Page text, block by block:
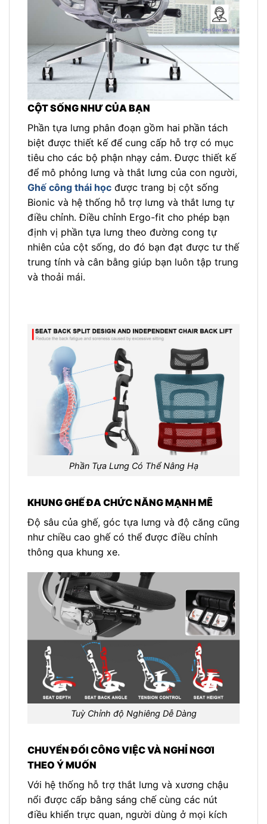
CỘT SỐNG NHƯ CỦA BẠN
Phần tựa lưng phân đoạn gồm hai phần tách
biệt được thiết kế để cung cấp hỗ trợ có mục
tiêu cho các bộ phận nhạy cảm. Được thiết kế
để mô phỏng lưng và thắt lưng của con người,
Ghế công thái học được trang bị cột sống
Bionic và hệ thống hỗ trợ lưng và thắt lưng tự
điều chỉnh. Điều chỉnh Ergo-fit cho phép bạn
định vị phần tựa lưng theo đường cong tự
nhiên của cột sống, do đó bạn đạt được tư thế
trung tính và cân bằng giúp bạn luôn tập trung
và thoải mái.
Phần Tựa Lưng Có Thể Nâng Hạ
KHUNG GHẾ ĐA CHỨC NĂNG MẠNH MẼ
Độ sâu của ghế, góc tựa lưng và độ căng cũng
như chiều cao ghế có thể được điều chỉnh
thông qua khung xe.
Tuỳ Chỉnh độ Nghiêng Dễ Dàng
CHUYỂN ĐỔI CÔNG VIỆC VÀ NGHỈ NGƠI
THEO Ý MUỐN
Với hệ thống hỗ trợ thắt lưng và xương chậu
nổi được cấp bằng sáng chế cùng các nút
điều khiển trực quan, người dùng ở mọi kích